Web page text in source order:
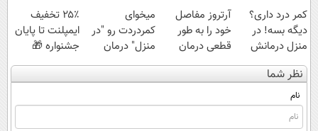
کمر درد داری؟
دیگه بسه! در
منزل درمانش
کن
(◀پرسش‌نامه)
آرتروز مفاصل
خود را به طور
قطعی درمان
کنید!
◗پرسش‌نامه◖
میخوای
کمردردت رو "در
منزل" درمان
کنی؟ (◂فیلم +
◂پرسش‌نامه)
۲۵٪ تخفیف
ایمپلنت تا پایان
جشنواره 🎁
نظر شما
نام